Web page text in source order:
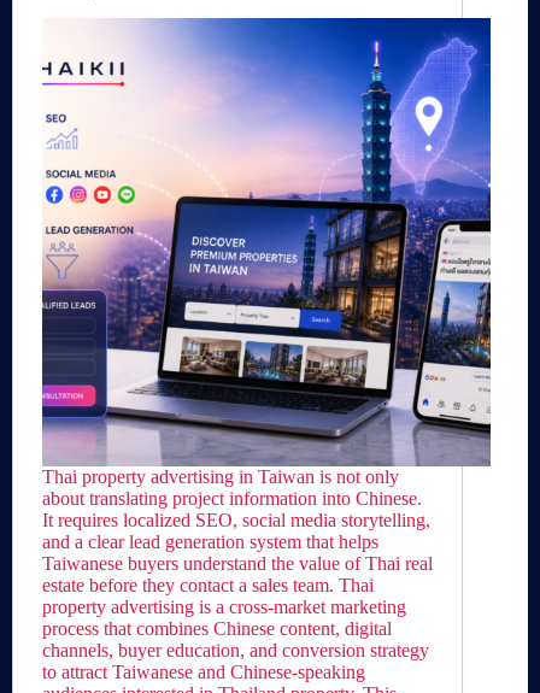
Thai property advertising in Taiwan is not only
about translating project information into Chinese.
It requires localized SEO, social media storytelling,
and a clear lead generation system that helps
Taiwanese buyers understand the value of Thai real
estate before they contact a sales team. Thai
property advertising is a cross-market marketing
process that combines Chinese content, digital
channels, buyer education, and conversion strategy
to attract Taiwanese and Chinese-speaking